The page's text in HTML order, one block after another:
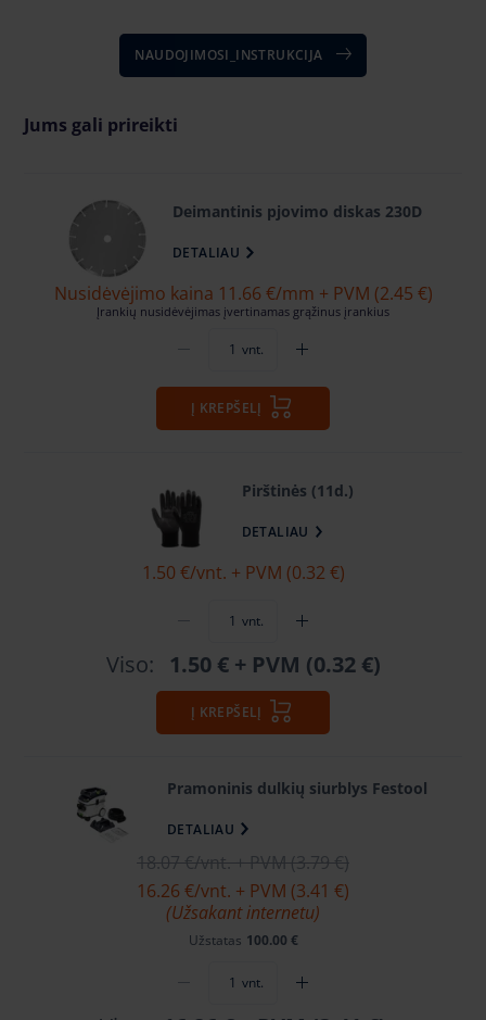
NAUDOJIMOSI_INSTRUKCIJA
Jums gali prireikti
Deimantinis pjovimo diskas 230D
DETALIAU
Nusidėvėjimo kaina 11.66 €/mm + PVM (2.45 €)
vnt.
Įrankių nusidėvėjimas įvertinamas grąžinus įrankius
Į KREPŠELĮ
Pirštinės (11d.)
DETALIAU
1.50 €/vnt. + PVM (0.32 €)
vnt.
Viso: 1.50 €+ PVM (0.32 €)
Į KREPŠELĮ
Pramoninis dulkių siurblys Festool
DETALIAU
18.07 €/vnt. + PVM (3.79 €)
16.26 €/vnt. + PVM (3.41 €)
(Užsakant internetu)
Užstatas 100.00 €
vnt.